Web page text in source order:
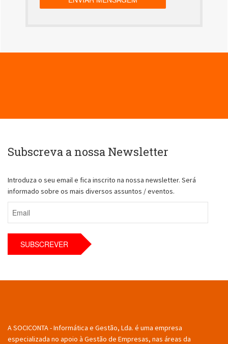
Subscreva a nossa Newsletter
Introduza o seu email e fica inscrito na nossa newsletter. Será
informado sobre os mais diversos assuntos / eventos.
A SOCICONTA - Informática e Gestão, Lda. é uma empresa
especializada no apoio à Gestão de Empresas, nas áreas da